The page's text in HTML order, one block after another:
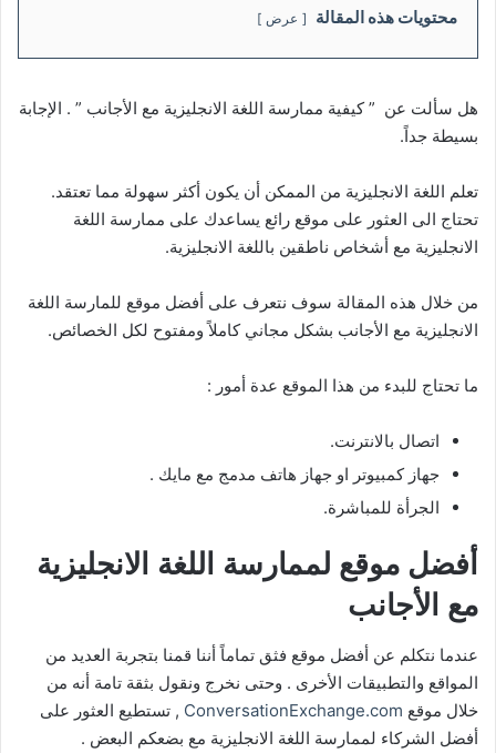
محتويات هذه المقالة عرض
هل سألت عن ” كيفية ممارسة اللغة الانجليزية مع الأجانب ” . الإجابة
بسيطة جداً.
تعلم اللغة الانجليزية من الممكن أن يكون أكثر سهولة مما تعتقد.
تحتاج الى العثور على موقع رائع يساعدك على ممارسة اللغة
الانجليزية مع أشخاص ناطقين باللغة الانجليزية.
من خلال هذه المقالة سوف نتعرف على أفضل موقع للمارسة اللغة
الانجليزية مع الأجانب بشكل مجاني كاملاً ومفتوح لكل الخصائص.
ما تحتاج للبدء من هذا الموقع عدة أمور :
اتصال بالانترنت.
جهاز كمبيوتر او جهاز هاتف مدمج مع مايك .
الجرأة للمباشرة.
أفضل موقع لممارسة اللغة الانجليزية
مع الأجانب
عندما نتكلم عن أفضل موقع فثق تماماً أننا قمنا بتجربة العديد من
المواقع والتطبيقات الأخرى . وحتى نخرج ونقول بثقة تامة أنه من
خلال موقع ConversationExchange.com , تستطيع العثور على
أفضل الشركاء لممارسة اللغة الانجليزية مع بضعكم البعض .